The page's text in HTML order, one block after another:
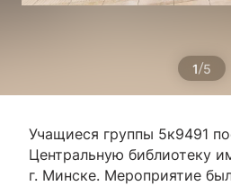
1/5
Учащиеся группы 5к9491
Центральную библиотеку
г. Минске. Мероприятие